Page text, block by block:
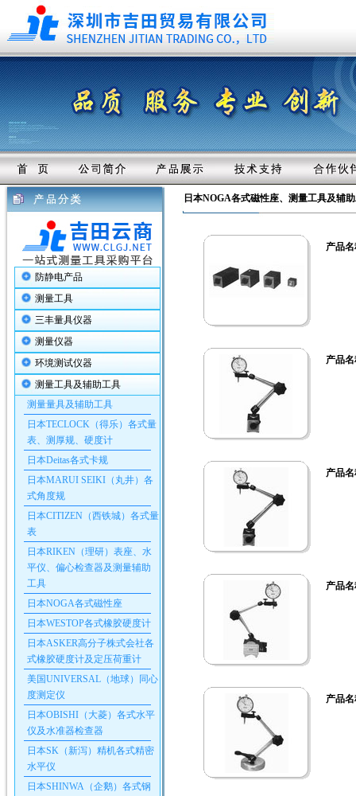
防静电产品
测量工具
三丰量具仪器
测量仪器
环境测试仪器
测量工具及辅助工具
测量量具及辅助工具
日本TECLOCK（得乐）各式量
表、测厚规、硬度计
日本Deitas各式卡规
日本MARUI SEIKI（丸井）各
式角度规
日本CITIZEN（西铁城）各式量
表
日本RIKEN（理研）表座、水
平仪、偏心检查器及测量辅助
工具
日本NOGA各式磁性座
日本WESTOP各式橡胶硬度计
日本ASKER高分子株式会社各
式橡胶硬度计及定压荷重计
美国UNIVERSAL（地球）同心
度测定仪
日本OBISHI（大菱）各式水平
仪及水准器检查器
日本SK（新泻）精机各式精密
水平仪
日本SHINWA（企鹅）各式钢
日本NOGA各式磁性座、测量工具及辅
产品
产品
产品
产品
产品